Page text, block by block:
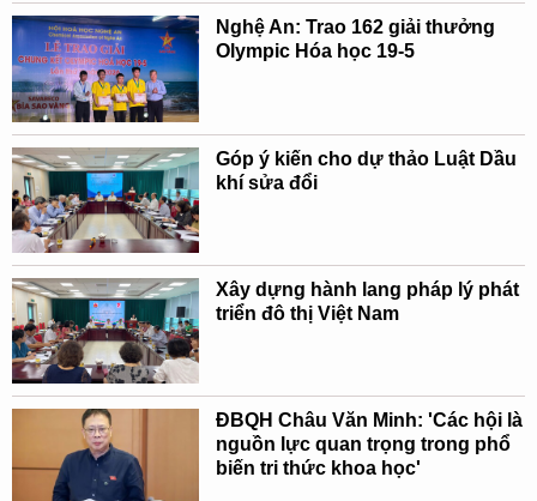
Nghệ An: Trao 162 giải thưởng
Olympic Hóa học 19-5
Góp ý kiến cho dự thảo Luật Dầu
khí sửa đổi
Xây dựng hành lang pháp lý phát
triển đô thị Việt Nam
ĐBQH Châu Văn Minh: 'Các hội là
nguồn lực quan trọng trong phổ
biến tri thức khoa học'